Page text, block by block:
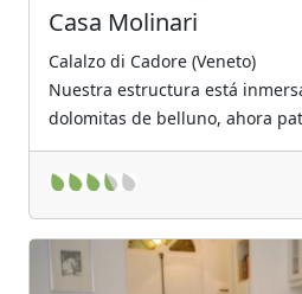
Casa Molinari
Calalzo di Cadore (Veneto)
Nuestra estructura está
dolomitas de belluno, ahora